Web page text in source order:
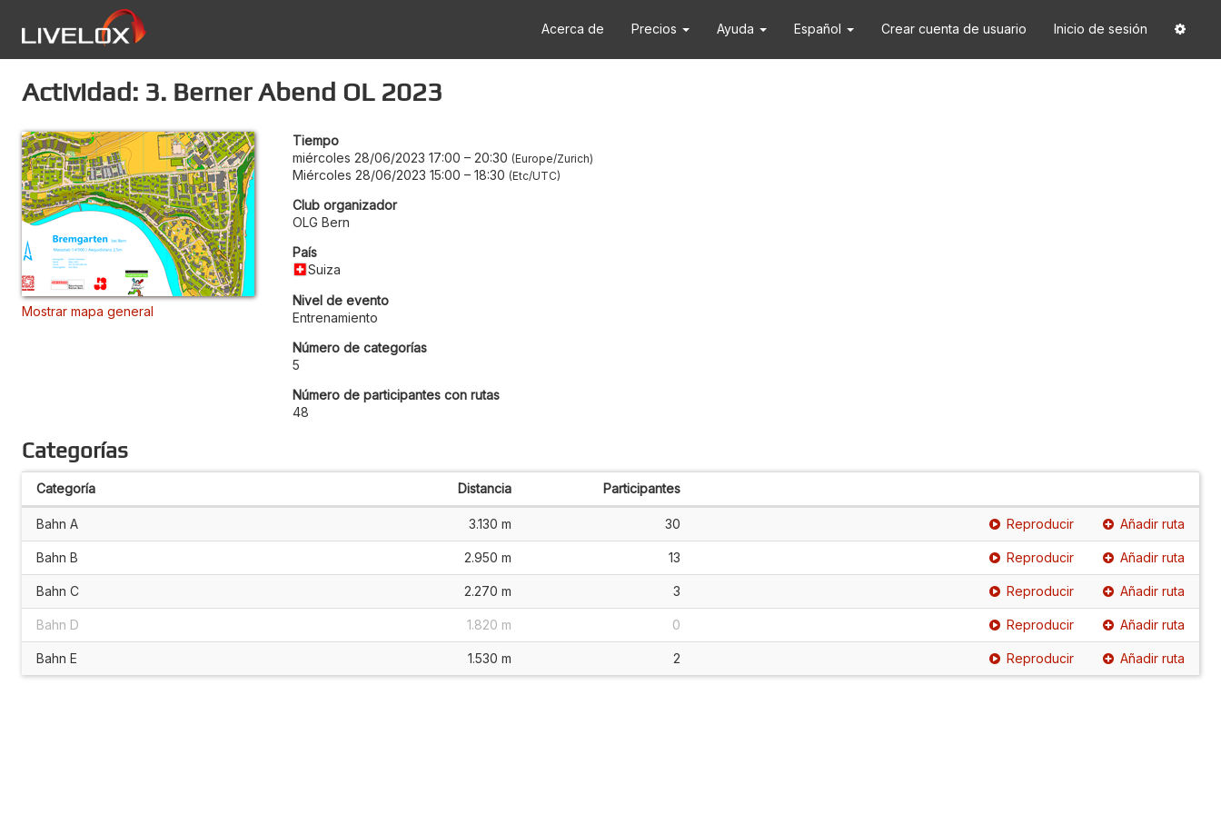
Acerca de Precios Ayuda Español Crear cuenta de usuario Inicio de sesión
Actividad: 3. Berner Abend OL 2023
Mostrar mapa general
Tiempo
miércoles 28/06/2023 17:00 – 20:30 Europe/Zurich
Miércoles 28/06/2023 15:00 – 18:30 Etc/UTC
Club organizador
OLG Bern
País
Suiza
Nivel de evento
Entrenamiento
Número de categorías
5
Número de participantes con rutas
48
Categorías
Categoría Distancia Participantes
Bahn A 3.130 m 30 Reproducir Añadir ruta
Bahn B 2.950 m 13 Reproducir Añadir ruta
Bahn C 2.270 m 3 Reproducir Añadir ruta
Bahn D 1.820 m 0 Reproducir Añadir ruta
Bahn E 1.530 m 2 Reproducir Añadir ruta